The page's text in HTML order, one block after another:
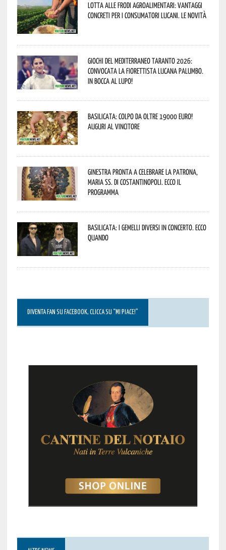
Lotta alle frodi agroalimentari: vantaggi
concreti per i consumatori lucani. Le novità
Giochi del Mediterraneo Taranto 2026:
convocata la fiorettista lucana Palumbo.
In bocca al lupo!
Basilicata: colpo da oltre 19000 Euro!
Auguri al vincitore
Ginestra pronta a celebrare la Patrona,
Maria SS. di Costantinopoli. Ecco il
programma
Basilicata: i Gemelli DiVersi in concerto. Ecco
quando
DIVENTA FAN SU FACEBOOK, CLICCA SU “MI PIACE!”